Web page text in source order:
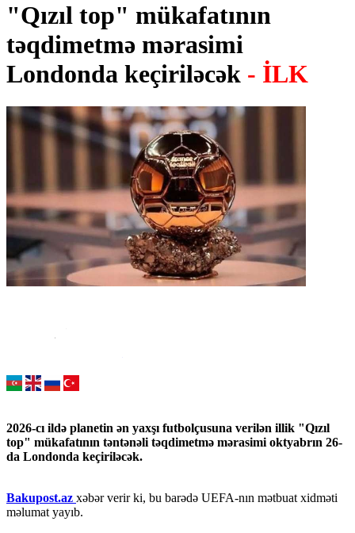
"Qızıl top" mükafatının
təqdimetmə mərasimi
Londonda keçiriləcək - İLK
2026-cı ildə planetin ən yaxşı futbolçusuna verilən illik "Qızıl
top" mükafatının təntənəli təqdimetmə mərasimi oktyabrın 26-
da Londonda keçiriləcək.
Bakupost.az xəbər verir ki, bu barədə UEFA-nın mətbuat xidməti
məlumat yayıb.